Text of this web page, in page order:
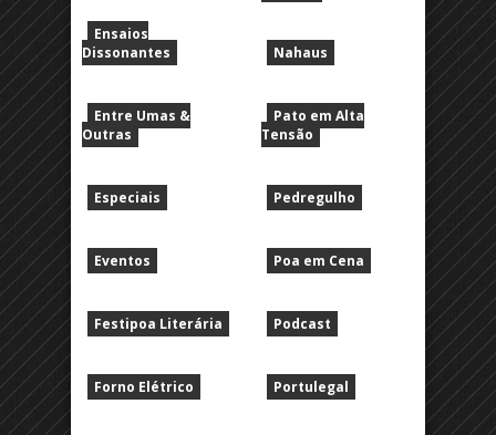
Ensaios
Dissonantes
Entre Umas &
Outras
Especiais
Eventos
Festipoa Literária
Forno Elétrico
Nahaus
Pato em Alta
Tensão
Pedregulho
Poa em Cena
Podcast
Portulegal